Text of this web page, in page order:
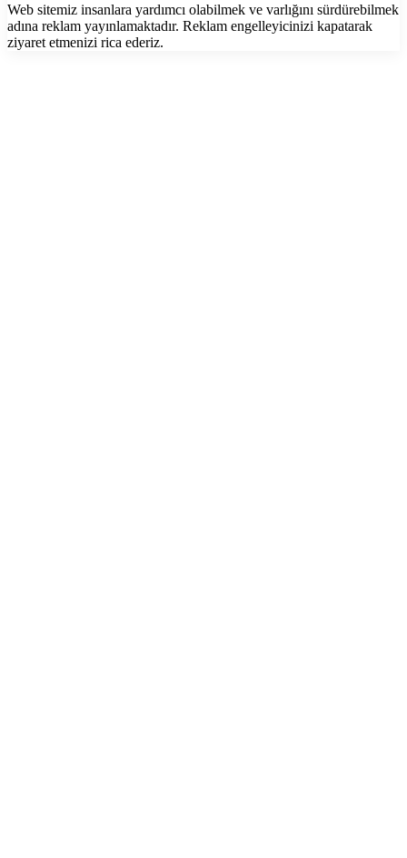
Web sitemiz insanlara yardımcı olabilmek ve varlığını sürdürebilmek
adına reklam yayınlamaktadır. Reklam engelleyicinizi kapatarak
ziyaret etmenizi rica ederiz.